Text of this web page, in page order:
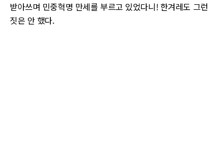
받아쓰며 민중혁명 만세를 부르고 있었다니! 한겨레도 그런
짓은 안 했다.